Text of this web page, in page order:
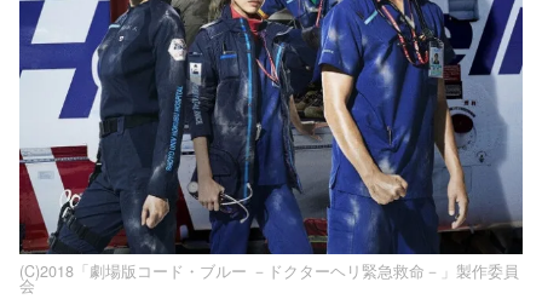
(C)2018「劇場版コード・ブルー －ドクターヘリ緊急救命－」製作委員
会